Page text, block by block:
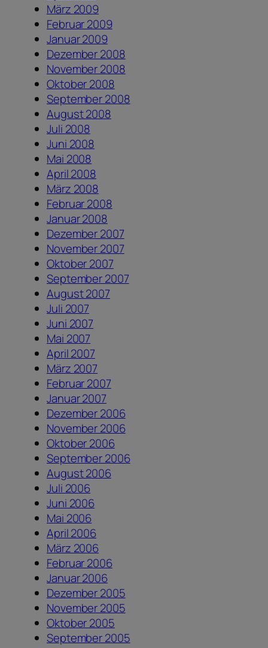
März 2009
Februar 2009
Januar 2009
Dezember 2008
November 2008
Oktober 2008
September 2008
August 2008
Juli 2008
Juni 2008
Mai 2008
April 2008
März 2008
Februar 2008
Januar 2008
Dezember 2007
November 2007
Oktober 2007
September 2007
August 2007
Juli 2007
Juni 2007
Mai 2007
April 2007
März 2007
Februar 2007
Januar 2007
Dezember 2006
November 2006
Oktober 2006
September 2006
August 2006
Juli 2006
Juni 2006
Mai 2006
April 2006
März 2006
Februar 2006
Januar 2006
Dezember 2005
November 2005
Oktober 2005
September 2005